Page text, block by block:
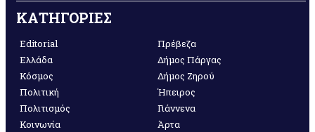
ΚΑΤΗΓΟΡΙΕΣ
Editorial
Ελλάδα
Κόσμος
Πολιτική
Πολιτισμός
Κοινωνία
Πρέβεζα
Δήμος Πάργας
Δήμος Ζηρού
Ήπειρος
Γιάννενα
Άρτα